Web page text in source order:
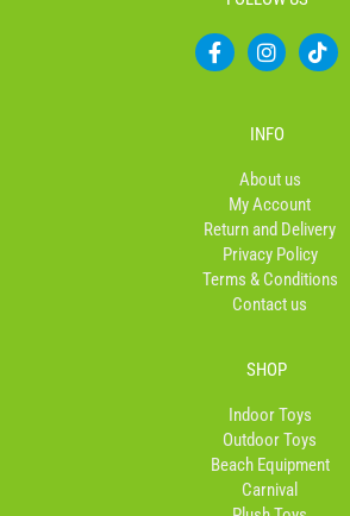
F
a
f
I
n
a
g
r
a
m
T
i
INFO
About us
My Account
Return and Delivery
Privacy Policy
Terms & Conditions
Contact us
SHOP
Indoor Toys
Outdoor Toys
Beach Equipment
Carnival